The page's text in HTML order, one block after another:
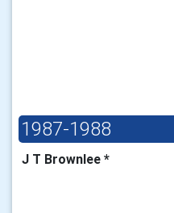
1987-1988
J T Brownlee *